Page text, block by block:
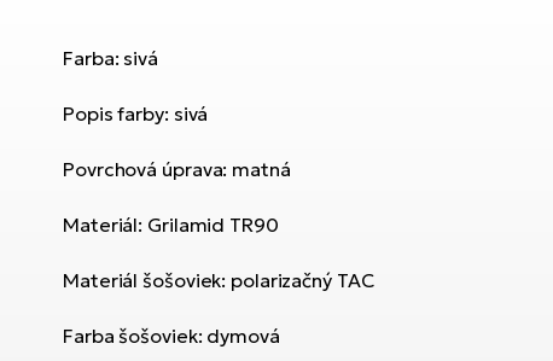
Farba: sivá
Popis farby: sivá
Povrchová úprava: matná
Materiál: Grilamid TR90
Materiál šošoviek: polarizačný TAC
Farba šošoviek: dymová